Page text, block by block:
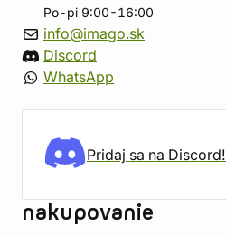
Po-pi 9:00-16:00
info@imago.sk
Discord
WhatsApp
Pridaj sa na Discord!
nakupovanie